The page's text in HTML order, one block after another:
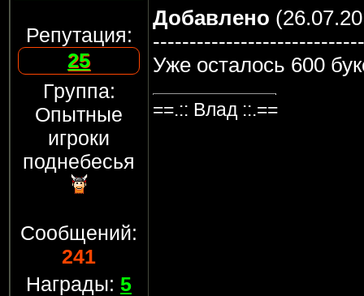
Репутация:
25
Группа:
Опытные
игроки
поднебесья
Сообщений:
241
Награды: 5
Добавлено
Уже осталось 600
==.:: Влад ::.==